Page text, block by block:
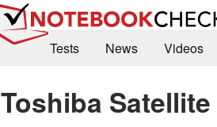
Tests
News Videos
Toshiba Satellite